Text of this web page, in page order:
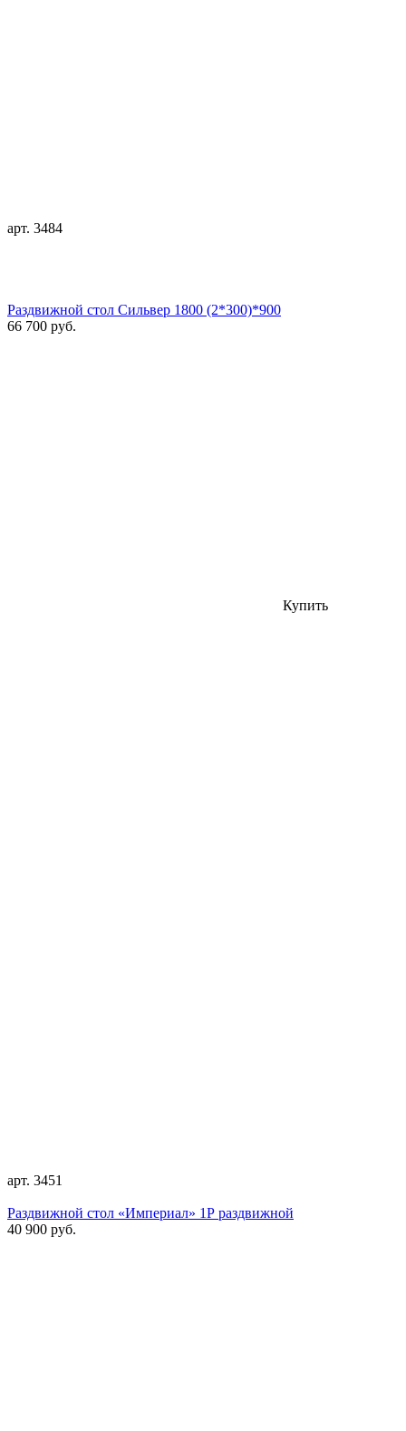
арт. 3484
Раздвижной стол Сильвер 1800 (2*300)*900
66 700 руб.
Купить
арт. 3451
Раздвижной стол «Империал» 1Р раздвижной
40 900 руб.